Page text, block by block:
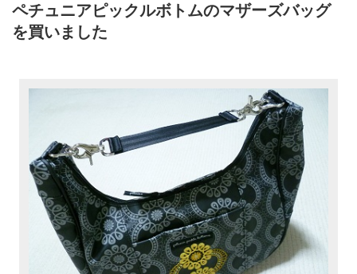
ペチュニアピックルボトムのマザーズバッグ
を買いました